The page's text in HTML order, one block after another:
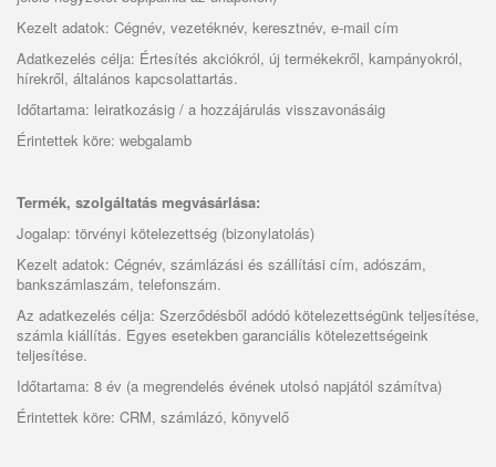
Kezelt adatok: Cégnév, vezetéknév, keresztnév, e-mail cím
Adatkezelés célja: Értesítés akciókról, új termékekről, kampányokról,
hírekről, általános kapcsolattartás.
Időtartama: leiratkozásig / a hozzájárulás visszavonásáig
Érintettek köre: webgalamb
Termék, szolgáltatás megvásárlása:
Jogalap: törvényi kötelezettség (bizonylatolás)
Kezelt adatok: Cégnév, számlázási és szállítási cím, adószám,
bankszámlaszám, telefonszám.
Az adatkezelés célja: Szerződésből adódó kötelezettségünk teljesítése,
számla kiállítás. Egyes esetekben garanciális kötelezettségeink
teljesítése.
Időtartama: 8 év (a megrendelés évének utolsó napjától számítva)
Érintettek köre: CRM, számlázó, könyvelő